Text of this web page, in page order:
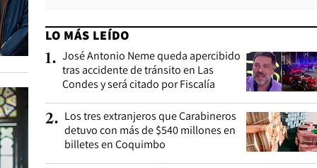
LO MÁS LEÍDO
1. José Antonio Neme queda apercibido
tras accidente de tránsito en Las
Condes y será citado por Fiscalía
2. Los tres extranjeros que Carabineros
detuvo con más de $540 millones en
billetes en Coquimbo